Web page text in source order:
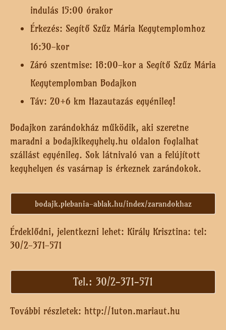
indulás 15:00 órakor
Érkezés: Segítő Szűz Mária Kegytemplomhoz
16:30-kor
Záró szentmise: 18:00-kor a Segítő Szűz Mária
Kegytemplomban Bodajkon
Táv: 20+6 km Hazautazás egyénileg!
Bodajkon zarándokház működik, aki szeretne
maradni a bodajkikegyhely.hu oldalon foglalhat
szállást egyénileg. Sok látnivaló van a felújított
kegyhelyen és vasárnap is érkeznek zarándokok.
bodajk.plebania-ablak.hu/index/zarandokhaz
Érdeklődni, jelentkezni lehet: Király Krisztina: tel:
30/2-371-571
Tel.: 30/2-371-571
További részletek: http://1uton.mariaut.hu